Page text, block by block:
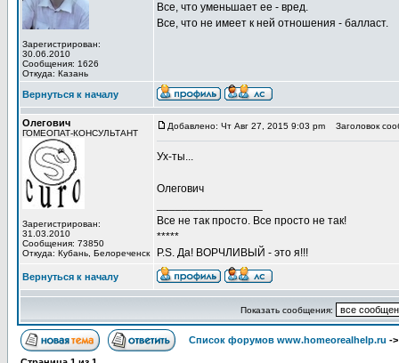
Зарегистрирован:
30.06.2010
Сообщения: 1626
Откуда: Казань
Все, что уменьшает ее - вред.
Все, что не имеет к ней отношения - балласт.
Вернуться к началу
Олегович
ГОМЕОПАТ-КОНСУЛЬТАНТ
Зарегистрирован:
31.03.2010
Сообщения: 73850
Откуда: Кубань, Белореченск
Добавлено: Чт Авг 27, 2015 9:03 pm Заголовок
Ух-ты...
Олегович
Все не так просто. Все просто не так!
*****
P.S. Да! ВОРЧЛИВЫЙ - это я!!!
Вернуться к началу
Показать сообщения:
Список форумов www.homeorealhelp.ru -